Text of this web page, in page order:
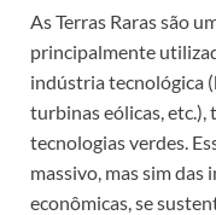
As Terras Raras são
principalmente
indústria tecnológica
turbinas eólicas, etc.),
tecnologias verdes.
massivo, mas sim
econômicas, se